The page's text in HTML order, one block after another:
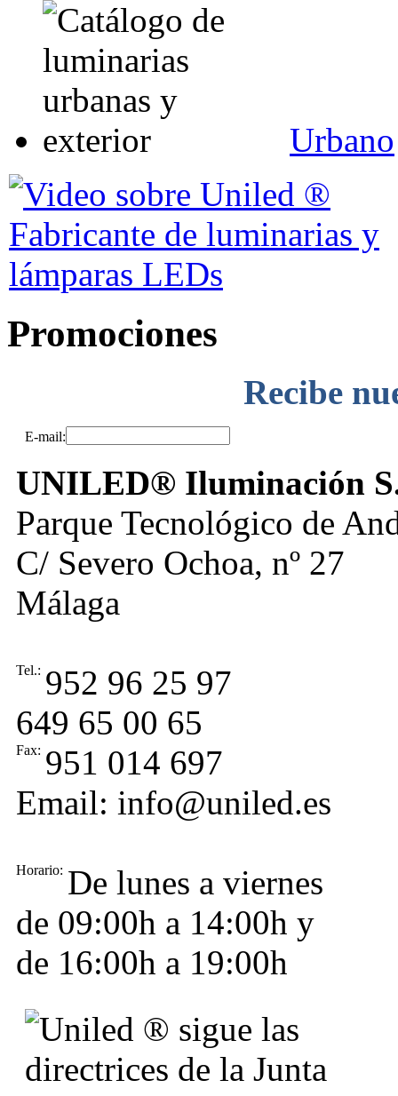
Urbano
Promociones
Recibe
E-mail:
UNILED® Iluminación
Parque Tecnológico de
C/ Severo Ochoa, nº 27
Málaga
Tel.: 952 96 25 97
649 65 00 65
Fax: 951 014 697
Email: info@uniled.es
Horario: De lunes a viernes
de 09:00h a 14:00h y
de 16:00h a 19:00h